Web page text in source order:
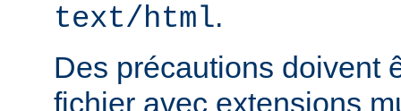
text/html.
Des précautions doivent
fichier avec extensions